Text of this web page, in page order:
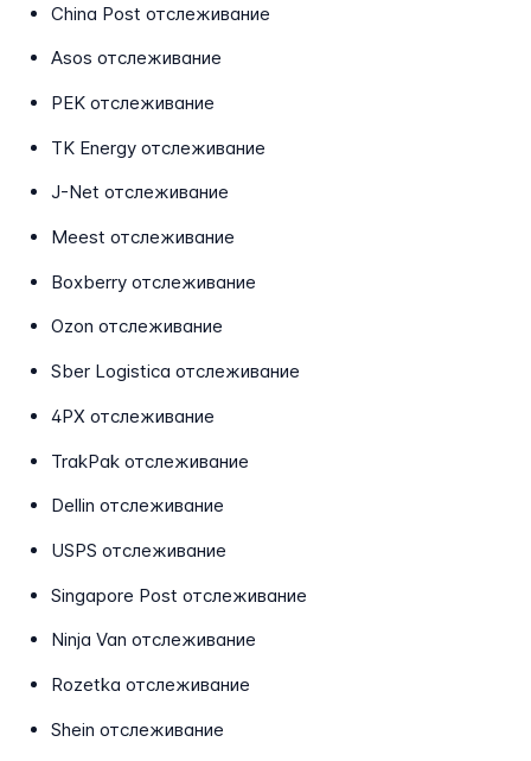
China Post отслеживание
Asos отслеживание
PEK отслеживание
TK Energy отслеживание
J-Net отслеживание
Meest отслеживание
Boxberry отслеживание
Ozon отслеживание
Sber Logistica отслеживание
4PX отслеживание
TrakPak отслеживание
Dellin отслеживание
USPS отслеживание
Singapore Post отслеживание
Ninja Van отслеживание
Rozetka отслеживание
Shein отслеживание